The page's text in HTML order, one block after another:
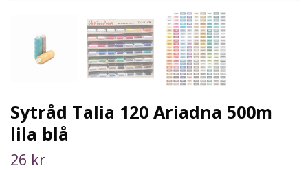
Sytråd Talia 120 Ariadna 500m
lila blå
26 kr